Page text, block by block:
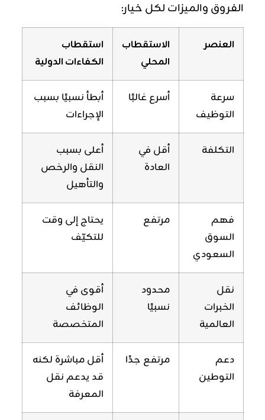
الفروق والميزات لكل خيار:
العنصر
الاستقطاب
المحلي
استقطاب
الكفاءات الدولية
سرعة
التوظيف
أسرع غالبًا
أبطأ نسبيًا بسبب
الإجراءات
التكلفة
أقل في
العادة
أعلى بسبب
النقل والرخص
والتأهيل
فهم
السوق
السعودي
مرتفع
يحتاج إلى وقت
للتكيّف
نقل
الخبرات
العالمية
محدود
نسبيًا
أقوى في
الوظائف
المتخصصة
دعم
التوطين
مرتفع جدًا
أقل مباشرة لكنه
قد يدعم نقل
المعرفة